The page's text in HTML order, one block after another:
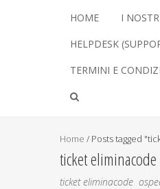
HOME I
HELPDESK
TERMINI E
Home / Posts tagged
ticket
ticket eliminacode